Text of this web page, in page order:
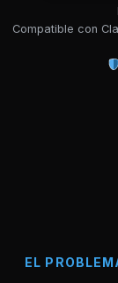
Compatible con
EL